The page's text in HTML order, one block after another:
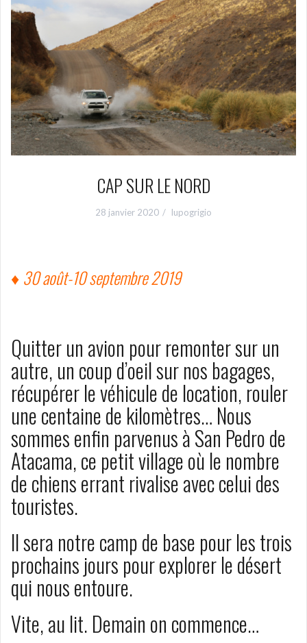
CAP SUR LE NORD
28 janvier 2020 lupogrigio
♦ 30 août-10 septembre 2019
Quitter un avion pour remonter sur un
autre, un coup d’oeil sur nos bagages,
récupérer le véhicule de location, rouler
une centaine de kilomètres… Nous
sommes enfin parvenus à San Pedro de
Atacama, ce petit village où le nombre
de chiens errant rivalise avec celui des
touristes.
Il sera notre camp de base pour les trois
prochains jours pour explorer le désert
qui nous entoure.
Vite, au lit. Demain on commence…